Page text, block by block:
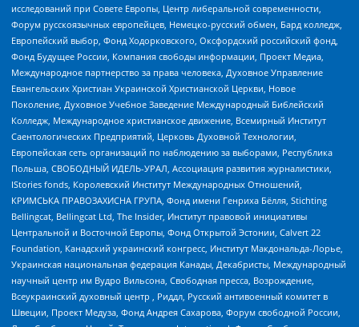
исследований при Совете Европы, Центр либеральной современности,
Форум русскоязычных европейцев, Немецко-русский обмен, Бард колледж,
Европейский выбор, Фонд Ходорковского, Оксфордский российский фонд,
Фонд Будущее России, Компания свободы информации, Проект Медиа,
Международное партнерство за права человека, Духовное Управление
Евангельских Христиан Украинской Христианской Церкви, Новое
Поколение, Духовное Учебное Заведение Международный Библейский
Колледж, Международное христианское движение, Всемирный Институт
Саентологических Предприятий, Церковь Духовной Технологии,
Европейская сеть организаций по наблюдению за выборами, Республика
Польша, СВОБОДНЫЙ ИДЕЛЬ-УРАЛ, Ассоциация развития журналистики,
IStories fonds, Королевский Институт Международных Отношений,
КРИМСЬКА ПРАВОЗАХИСНА ГРУПА, Фонд имени Генриха Бёлля, Stichting
Bellingcat, Bellingcat Ltd, The Insider, Институт правовой инициативы
Центральной и Восточной Европы, Фонд Открытой Эстонии, Calvert 22
Foundation, Канадский украинский конгресс, Институт Макдональда-Лорье,
Украинская национальная федерация Канады, Декабристы, Международный
научный центр им Вудро Вильсона, Свободная пресса, Возрождение,
Всеукраинский духовный центр , Риддл, Русский антивоенный комитет в
Швеции, Проект Медуза, Фонд Андрея Сахарова, Форум свободной России,